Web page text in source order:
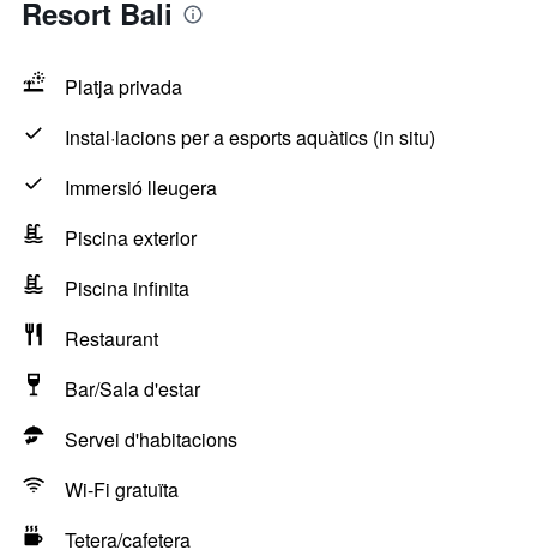
Resort Bali
Platja privada
Instal·lacions per a esports aquàtics (in situ)
Immersió lleugera
Piscina exterior
Piscina infinita
Restaurant
Bar/Sala d'estar
Servei d'habitacions
Wi-Fi gratuïta
Tetera/cafetera